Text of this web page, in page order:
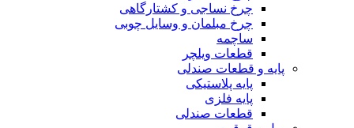
چرخ نساجی و کشتارگاهی
چرخ مبلمان و وسایل چوبی
ساچمه
قطعات ویلچر
پایه و قطعات صندلی
پایه پلاستیکی
پایه فلزی
قطعات صندلی